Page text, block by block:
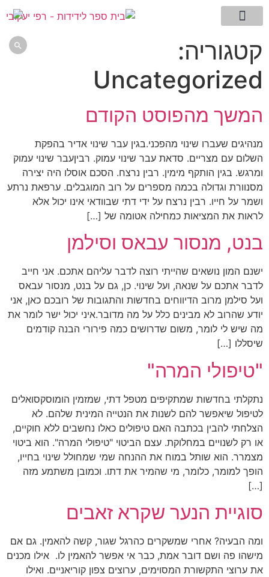
קטגוריה:
Uncategorized
המשך מהפוסט הקודם
מנהיגים שעברו שינוי מהפכני.בגין עבר שינוי אדיר בהפקת
השלום עם מצריים. סדאת עבר שינוי עמוק. רביןעבר שינוי עמוק
ומרגש. בגין הותקף מימין. רבין נרצח. הסכם אוסלו היה יצירה
מסנוורת וגדולה בכמה מספרים על רוב המוגבלים. ערפאת נרתע
ושמר על חייו. רבין נרצח על ידי דתי שבוודאי אינו יכול אלא
לראות את המציאות כמחילה אטומה של […]
בנט, מנסור עבאס וסילמן
ישנם המון נושאים שהייתי רוצה לדבר עליהם אתכם. אני חייב
לדבר אתכם על שנאה, ועל שינוי. כן, גם על בנט, מנסור עבאס
ועל סילמן מרוב הדיווחים בחדשות והתגובות של רובכם כאן, אני
יודע שהרוב לא מבינים כלל על מה מדובר.איני יכול ישר לומר את
מה שיש לי לומר, משום שדרושים כמה פירורי הבנה קודמים
שיסללו […]
"טיפולי המרה"
נתקלתי בחדשות שמתקיפים מטפל דתי, שמזמין הומוסקסואלים
לטיפול שיאפשר להם לשנות את הנטייה המינית שלהם. לא
הצלחתי להבין בכתבה האם טיפולים כאלו נחשבים ללא חוקיים,
או רק לשנויים במחלוקת. עצם הביטוי "טיפולי המרה". הוא ביטוי
מצמרר. הוא שותל במוח את ההנחה שמי שמחולל שינוי בחייו,
הופך למומר, כלומר, מי שהמיר את דתו. וכמובן משתמע מזה
[…]
סוגיית הנער שקרא זאבים
ומה הבעיה? אחרי שמשקרים כהרגל שגור, קשה להאמין. גם אם
מישהו פה ושם דובר אמת, כבר אי אפשר להאמין לו. אילו מכנים
את ערוצי התקשורת המסוימים, ערוצים צפון קוריאניים. ואילו
